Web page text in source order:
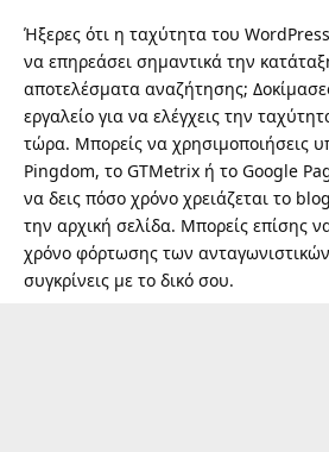
Ήξερες ότι η ταχύτητα του
να επηρεάσει σημαντικά την
αποτελέσματα αναζήτησης;
εργαλείο για να ελέγχεις την
τώρα. Μπορείς να χρησιμοποιήσεις
Pingdom, το GTMetrix ή το Google
να δεις πόσο χρόνο χρειάζεται το
την αρχική σελίδα. Μπορείς επίσης
χρόνο φόρτωσης των
συγκρίνεις με το δικό σου.